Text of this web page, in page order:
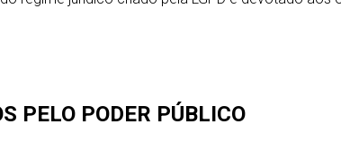
PELO PODER PÚBLICO